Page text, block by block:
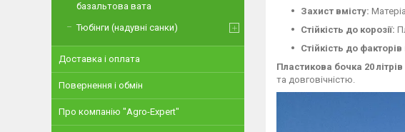
Захист вмісту:
Стійкість до корозії:
Стійкість до
Пластикова бочка 20 літрів
та довговічністю.
базальтова вата
Тюбінги (надувні санки)
Доставка і оплата
Повернення і обмін
Про компанію "Agro-Expert"